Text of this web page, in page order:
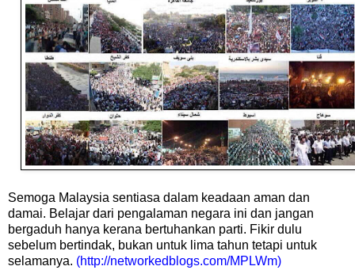
Semoga Malaysia sentiasa dalam keadaan aman dan
damai. Belajar dari pengalaman negara ini dan jangan
bergaduh hanya kerana bertuhankan parti. Fikir dulu
sebelum bertindak, bukan untuk lima tahun tetapi untuk
selamanya. (http://networkedblogs.com/MPLWm)